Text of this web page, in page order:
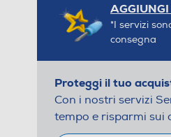
*I servizi
consegna
Proteggi il tuo
Con i nostri servizi
tempo e risparmi sui